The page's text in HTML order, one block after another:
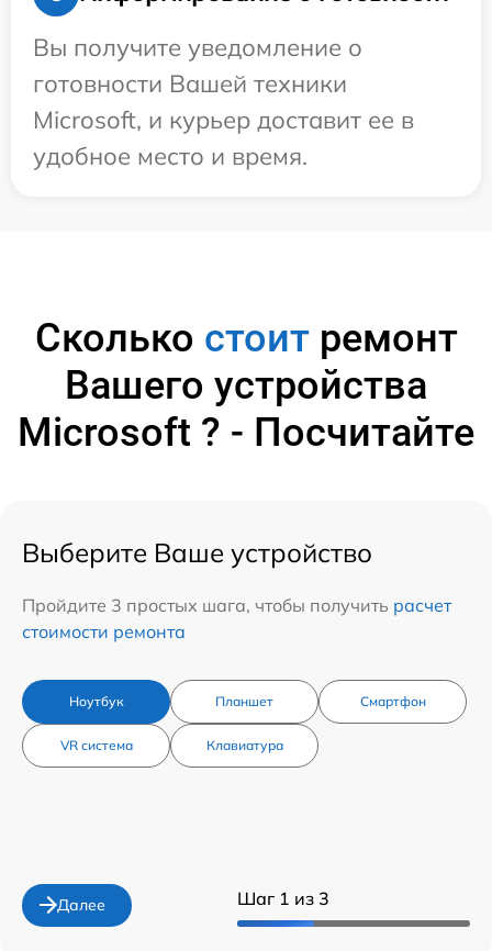
Вы получите уведомление о
готовности Вашей техники
Microsoft, и курьер доставит ее в
удобное место и время.
Сколько стоитремонт
Вашего устройства
Microsoft ? - Посчитайте
Шаг 1 из 3
Выберите Ваше устройство
Пройдите 3 простых шага, чтобы получить расчет
стоимости ремонта
Ноутбук Планшет Смартфон
VR система Клавиатура
Далее